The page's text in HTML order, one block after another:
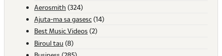
Aerosmith (324)
Ajuta-ma sa gasesc (14)
Best Music Videos (2)
Biroul tau (8)